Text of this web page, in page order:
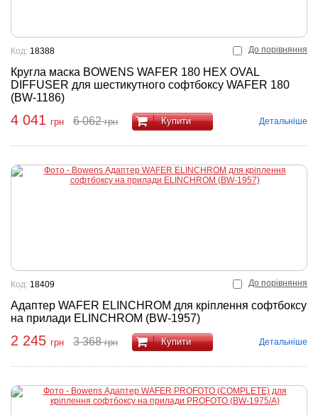
До порівняння
Кругла маска BOWENS WAFER 180 HEX OVAL
DIFFUSER для шестикутного софтбоксу WAFER 180
(BW-1186)
Код: 18388
4 041 грн 6 062грн Купити Детальніше
До порівняння
Адаптер WAFER ELINCHROM для кріплення софтбоксу
на прилади ELINCHROM (BW-1957)
Код: 18409
2 245 грн 3 368грн Купити Детальніше